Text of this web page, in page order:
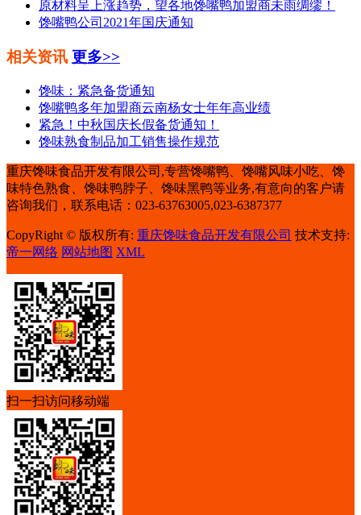
原材料呈上涨趋势，望各地馋嘴鸭加盟商未雨绸缪！
馋嘴鸭公司2021年国庆通知
相关资讯 更多>>
馋味：紧急备货通知
馋嘴鸭多年加盟商云南杨女士年年高业绩
紧急！中秋国庆长假备货通知！
馋味熟食制品加工销售操作规范
重庆馋味食品开发有限公司,专营馋嘴鸭、馋嘴风味小吃、馋
味特色熟食、馋味鸭脖子、馋味黑鸭等业务,有意向的客户请
咨询我们，联系电话：023-63763005,023-6387377
CopyRight © 版权所有: 重庆馋味食品开发有限公司 技术支持:
帝一网络 网站地图 XML
扫一扫访问移动端